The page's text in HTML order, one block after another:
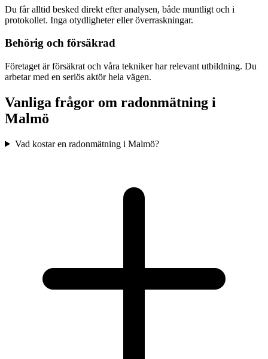
Du får alltid besked direkt efter analysen, både muntligt och i
protokollet. Inga otydligheter eller överraskningar.
Behörig och försäkrad
Företaget är försäkrat och våra tekniker har relevant utbildning. Du
arbetar med en seriös aktör hela vägen.
Vanliga frågor om radonmätning i
Malmö
Vad kostar en radonmätning i Malmö?